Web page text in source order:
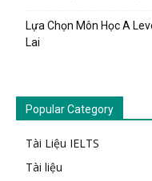
Lựa Chọn Môn Học A
Lai
Popular Category
Tài Liệu IELTS
Tài liệu